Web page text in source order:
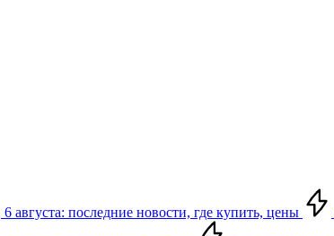
августа: последние новости, где купить, цены